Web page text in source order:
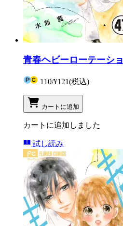
青春ヘビーローテーシ
110/¥121(税込)
カートに追加
カートに追加しました
試し読み